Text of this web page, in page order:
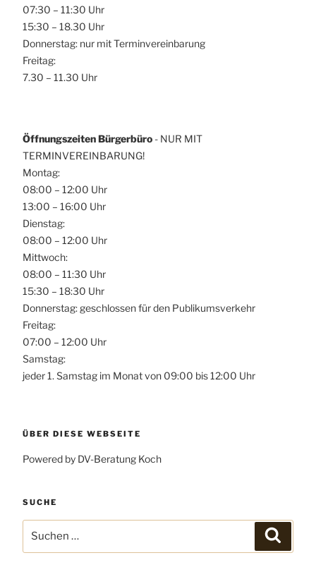
07:30 – 11:30 Uhr
15:30 – 18.30 Uhr
Donnerstag: nur mit Terminvereinbarung
Freitag:
7.30 – 11.30 Uhr
Öffnungszeiten Bürgerbüro - NUR MIT
TERMINVEREINBARUNG!
Montag:
08:00 – 12:00 Uhr
13:00 – 16:00 Uhr
Dienstag:
08:00 – 12:00 Uhr
Mittwoch:
08:00 – 11:30 Uhr
15:30 – 18:30 Uhr
Donnerstag: geschlossen für den Publikumsverkehr
Freitag:
07:00 – 12:00 Uhr
Samstag:
jeder 1. Samstag im Monat von 09:00 bis 12:00 Uhr
ÜBER DIESE WEBSEITE
Powered by DV-Beratung Koch
SUCHE
nach: